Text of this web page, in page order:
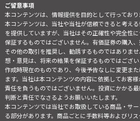
ご留意事項
本コンテンツは、情報提供を目的として行っており
本コンテンツは、当社や当社が信頼できると考え
を提供していますが、当社はその正確性や完全性
保証するものではございません。有価証券の購入、
その他の取引を推奨し、勧誘するものではありま
想・意見は、将来の結果を保証するものではござ
作成時現在のものであり、今後予告なしに変更ま
ます。当社は本コンテンツの内容に依拠してお客
責任を負うものではございません。投資にかかる
判断と責任でなさるようお願いいたします。
本コンテンツでは当社でお取扱している商品・サ
る部分があります。商品ごとに手数料等およびリ